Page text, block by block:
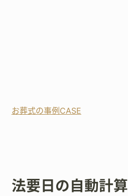
お葬式の事例CASE
法要日の自動計算